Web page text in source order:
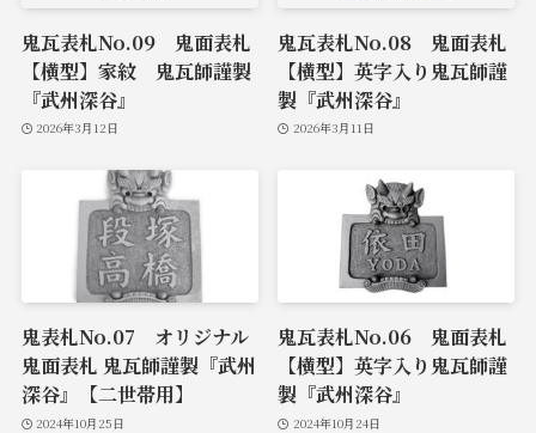
鬼瓦表札No.09 鬼面表札
【横型】家紋 鬼瓦師謹製
『武州深谷』
2026年3月12日
鬼瓦表札No.08 鬼面表札
【横型】英字入り鬼瓦師謹
製『武州深谷』
2026年3月11日
鬼表札No.07 オリジナル
鬼面表札 鬼瓦師謹製『武州
深谷』【二世帯用】
2024年10月25日
鬼瓦表札No.06 鬼面表札
【横型】英字入り鬼瓦師謹
製『武州深谷』
2024年10月24日